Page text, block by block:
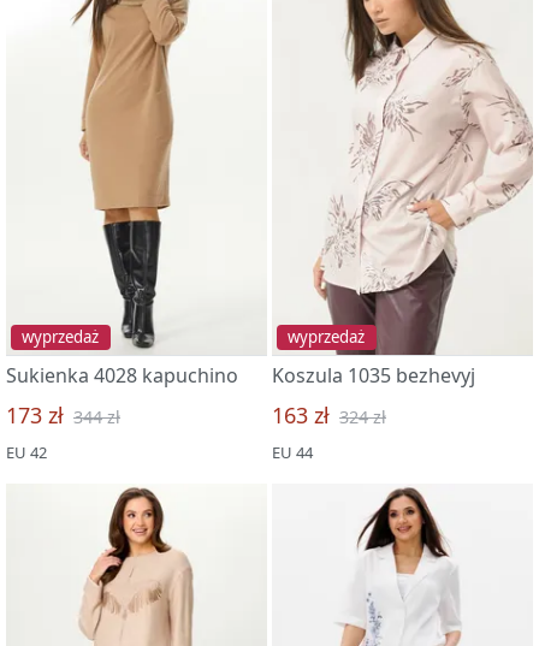
wyprzedaż
Sukienka 4028 kapuchino
173 zł 344 zł
EU 42
wyprzedaż
Koszula 1035 bezhevyj
163 zł 324 zł
EU 44